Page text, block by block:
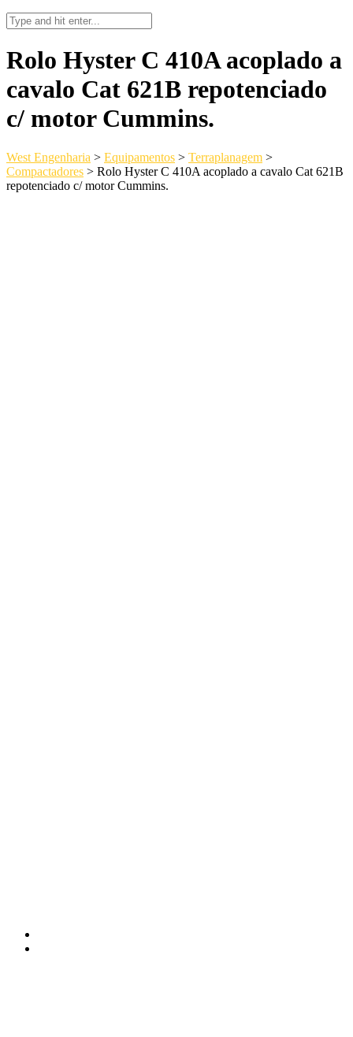
Rolo Hyster C 410A acoplado a
cavalo Cat 621B repotenciado
c/ motor Cummins.
West Engenharia > Equipamentos > Terraplanagem >
Compactadores > Rolo Hyster C 410A acoplado a cavalo Cat 621B
repotenciado c/ motor Cummins.